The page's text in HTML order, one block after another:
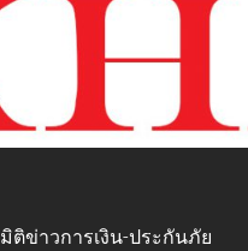
มิติข่าวการเงิน-ประกันภัย